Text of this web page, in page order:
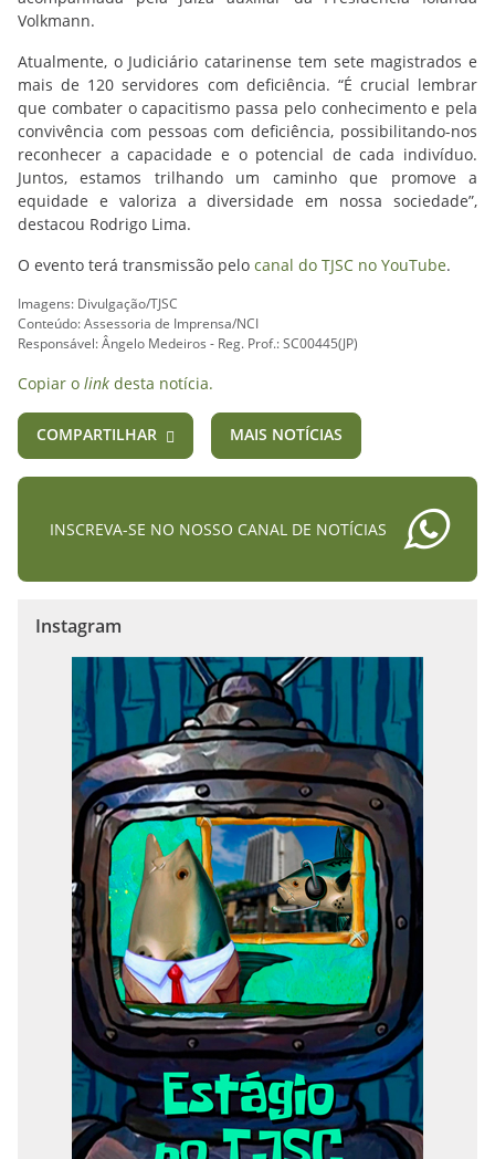
Volkmann.
Atualmente, o Judiciário catarinense tem sete magistrados e
mais de 120 servidores com deficiência. “É crucial lembrar
que combater o capacitismo passa pelo conhecimento e pela
convivência com pessoas com deficiência, possibilitando-nos
reconhecer a capacidade e o potencial de cada indivíduo.
Juntos, estamos trilhando um caminho que promove a
equidade e valoriza a diversidade em nossa sociedade”,
destacou Rodrigo Lima.
O evento terá transmissão pelo canal do TJSC no YouTube.
Imagens: Divulgação/TJSC
Conteúdo: Assessoria de Imprensa/NCI
Responsável: Ângelo Medeiros - Reg. Prof.: SC00445(JP)
Copiar o link desta notícia.
COMPARTILHAR MAIS NOTÍCIAS
INSCREVA-SE NO NOSSO CANAL DE NOTÍCIAS
Instagram